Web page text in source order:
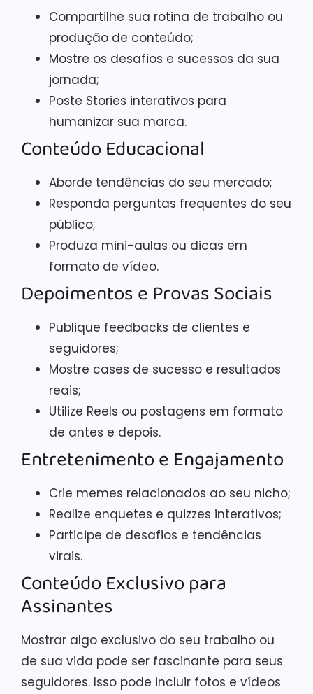
Compartilhe sua rotina de trabalho ou
produção de conteúdo;
Mostre os desafios e sucessos da sua
jornada;
Poste Stories interativos para
humanizar sua marca.
Conteúdo Educacional
Aborde tendências do seu mercado;
Responda perguntas frequentes do seu
público;
Produza mini-aulas ou dicas em
formato de vídeo.
Depoimentos e Provas Sociais
Publique feedbacks de clientes e
seguidores;
Mostre cases de sucesso e resultados
reais;
Utilize Reels ou postagens em formato
de antes e depois.
Entretenimento e Engajamento
Crie memes relacionados ao seu nicho;
Realize enquetes e quizzes interativos;
Participe de desafios e tendências
virais.
Conteúdo Exclusivo para
Assinantes
Mostrar algo exclusivo do seu trabalho ou
de sua vida pode ser fascinante para seus
seguidores. Isso pode incluir fotos e vídeos